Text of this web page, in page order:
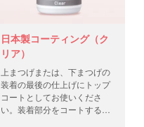
日本製コーティング（ク
リア）
上まつげまたは、下まつげの
装着の最後の仕上げにトップ
コートとしてお使いくださ
い。装着部分をコートするこ